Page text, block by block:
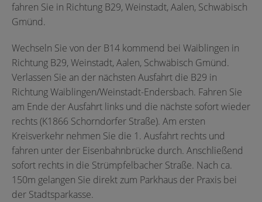
fahren Sie in Richtung B29, Weinstadt, Aalen, Schwäbisch
Gmünd.
Wechseln Sie von der B14 kommend bei Waiblingen in
Richtung B29, Weinstadt, Aalen, Schwäbisch Gmünd.
Verlassen Sie an der nächsten Ausfahrt die B29 in
Richtung Waiblingen/Weinstadt-Endersbach. Fahren Sie
am Ende der Ausfahrt links und die nächste sofort wieder
rechts (K1866 Schorndorfer Straße). Am ersten
Kreisverkehr nehmen Sie die 1. Ausfahrt rechts und
fahren unter der Eisenbahnbrücke durch. Anschließend
sofort rechts in die Strümpfelbacher Straße. Nach ca.
150m gelangen Sie direkt zum Parkhaus der Praxis bei
der Stadtsparkasse.